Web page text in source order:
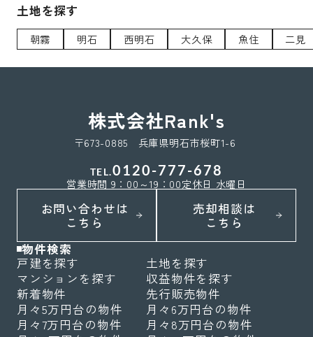
土地を探す
朝霧 明石 西明石 大久保 魚住 二見
株式会社Rank's
〒673-0885 兵庫県明石市桜町1-6
TEL.0120-777-678
営業時間 9：00～19：00定休日 水曜日
お問い合わせは
こちら
売却相談は
こちら
物件検索
戸建を探す
土地を探す
マンションを探す
収益物件を探す
新着物件
先行販売物件
月々5万円台の物件
月々6万円台の物件
月々7万円台の物件
月々8万円台の物件